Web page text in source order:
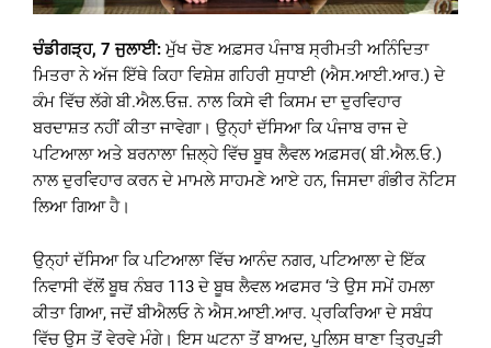
ਚੰਡੀਗੜ੍ਹ, 7 ਜੁਲਾਈ: ਮੁੱਖ ਚੋਣ ਅਫ਼ਸਰ ਪੰਜਾਬ ਸ੍ਰੀਮਤੀ ਅਨਿੰਦਿਤਾ
ਮਿਤਰਾ ਨੇ ਅੱਜ ਇੱਥੇ ਕਿਹਾ ਵਿਸ਼ੇਸ਼ ਗਹਿਰੀ ਸੁਧਾਈ (ਐਸ.ਆਈ.ਆਰ.) ਦੇ
ਕੰਮ ਵਿੱਚ ਲੱਗੇ ਬੀ.ਐਲ.ਓਜ਼. ਨਾਲ ਕਿਸੇ ਵੀ ਕਿਸਮ ਦਾ ਦੁਰਵਿਹਾਰ
ਬਰਦਾਸ਼ਤ ਨਹੀਂ ਕੀਤਾ ਜਾਵੇਗਾ। ਉਨ੍ਹਾਂ ਦੱਸਿਆ ਕਿ ਪੰਜਾਬ ਰਾਜ ਦੇ
ਪਟਿਆਲਾ ਅਤੇ ਬਰਨਾਲਾ ਜ਼ਿਲ੍ਹੇ ਵਿੱਚ ਬੂਥ ਲੈਵਲ ਅਫ਼ਸਰ( ਬੀ.ਐਲ.ਓ.)
ਨਾਲ ਦੁਰਵਿਹਾਰ ਕਰਨ ਦੇ ਮਾਮਲੇ ਸਾਹਮਣੇ ਆਏ ਹਨ, ਜਿਸਦਾ ਗੰਭੀਰ ਨੋਟਿਸ
ਲਿਆ ਗਿਆ ਹੈ।
ਉਨ੍ਹਾਂ ਦੱਸਿਆ ਕਿ ਪਟਿਆਲਾ ਵਿੱਚ ਆਨੰਦ ਨਗਰ, ਪਟਿਆਲਾ ਦੇ ਇੱਕ
ਨਿਵਾਸੀ ਵੱਲੋਂ ਬੂਥ ਨੰਬਰ 113 ਦੇ ਬੂਥ ਲੈਵਲ ਅਫਸਰ ‘ਤੇ ਉਸ ਸਮੇਂ ਹਮਲਾ
ਕੀਤਾ ਗਿਆ, ਜਦੋਂ ਬੀਐਲਓ ਨੇ ਐਸ.ਆਈ.ਆਰ. ਪ੍ਰਕਿਰਿਆ ਦੇ ਸਬੰਧ
ਵਿੱਚ ਉਸ ਤੋਂ ਵੇਰਵੇ ਮੰਗੇ। ਇਸ ਘਟਨਾ ਤੋਂ ਬਾਅਦ, ਪੁਲਿਸ ਥਾਣਾ ਤ੍ਰਿਪੁੜੀ